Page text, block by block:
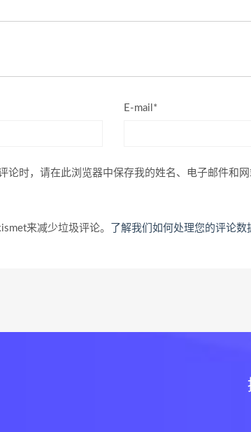
E-mail*
论时，请在此浏览器中保存我的姓名、电子邮件和
来减少垃圾评论。 了解我们如何处理您的评论数